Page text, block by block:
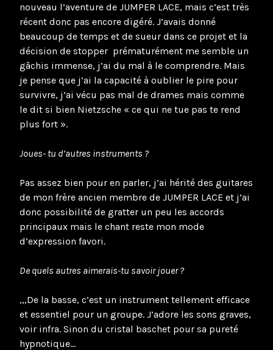
nouveau l’aventure de JUMPER LACE, mais c’est très
récent donc pas encore digéré. J’avais donné
beaucoup de temps et de sueur dans ce projet et la
décision de stopper prématurément me semble un
gâchis immense, j’ai du mal à le comprendre. Mais
je pense que j’ai la capacité à oublier le pire pour
survivre, j’ai vécu pas mal de drames mais comme
le dit si bien Nietzsche « ce qui ne tue pas te rend
plus fort ».
Joues- tu d’autres instruments ?
Pas assez bien pour en parler, j’ai hérité des guitares
de mon frère ancien membre de JUMPER LACE et j’ai
donc possibilité de gratter un peu les accords
principaux mais le chant reste mon mode
d’expression favori.
De quels autres aimerais-tu savoir jouer ?
,,,De la basse, c’est un instrument tellement efficace
et essentiel pour un groupe. J’adore les sons graves,
voir infra. Sinon du cristal baschet pour sa pureté
hypnotique…